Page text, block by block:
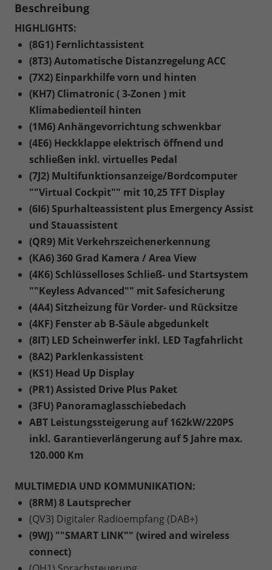
Beschreibung
HIGHLIGHTS:
(8G1) Fernlichtassistent
(8T3) Automatische Distanzregelung ACC
(7X2) Einparkhilfe vorn und hinten
(KH7) Climatronic ( 3-Zonen ) mit
Klimabedienteil hinten
(1M6) Anhängevorrichtung schwenkbar
(4E6) Heckklappe elektrisch öffnend und
schließen inkl. virtuelles Pedal
(7J2) Multifunktionsanzeige/Bordcomputer
""Virtual Cockpit"" mit 10,25 TFT Display
(6I6) Spurhalteassistent plus Emergency Assist
und Stauassistent
(QR9) Mit Verkehrszeichenerkennung
(KA6) 360 Grad Kamera / Area View
(4K6) Schlüsselloses Schließ- und Startsystem
""Keyless Advanced"" mit Safesicherung
(4A4) Sitzheizung für Vorder- und Rücksitze
(4KF) Fenster ab B-Säule abgedunkelt
(8IT) LED Scheinwerfer inkl. LED Tagfahrlicht
(8A2) Parklenkassistent
(KS1) Head Up Display
(PR1) Assisted Drive Plus Paket
(3FU) Panoramaglasschiebedach
ABT Leistungssteigerung auf 162kW/220PS
inkl. Garantieverlängerung auf 5 Jahre max.
120.000 Km
MULTIMEDIA UND KOMMUNIKATION:
(8RM) 8 Lautsprecher
(QV3) Digitaler Radioempfang (DAB+)
(9WJ) ""SMART LINK"" (wired and wireless
connect)